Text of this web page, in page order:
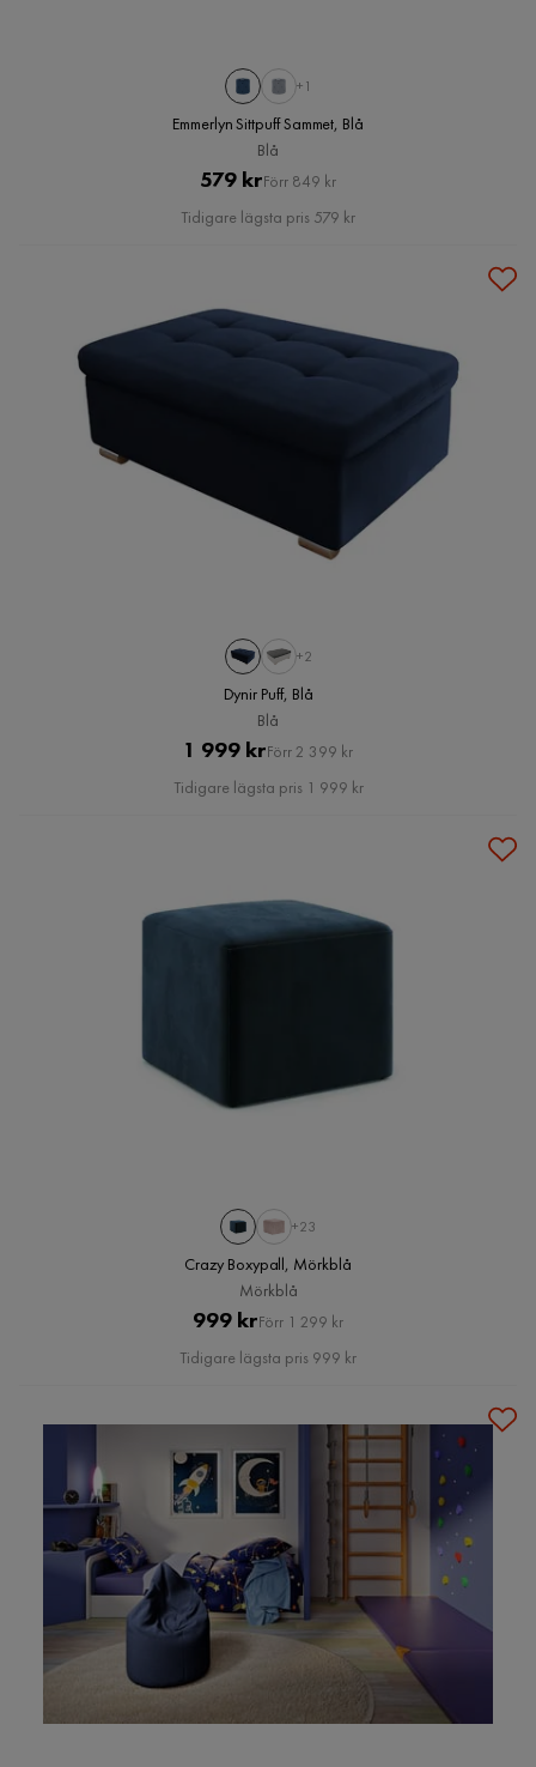
+1
Emmerlyn Sittpuff Sammet, Blå
Blå
Pris
579 krOriginal
Pris
Förr 849 kr
Tidigare lägsta pris 579 kr
+2
Dynir Puff, Blå
Blå
Pris
1 999 krOriginal
Pris
Förr 2 399 kr
Tidigare lägsta pris 1 999 kr
+23
Crazy Boxypall, Mörkblå
Mörkblå
Pris
999 kr Original
Pris
Förr 1 299 kr
Tidigare lägsta pris 999 kr